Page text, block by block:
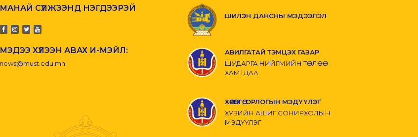
МАНАЙ СҮЛЖЭЭНД НЭГДЭЭРЭЙ
МЭДЭЭ ХҮЛЭЭН АВАХ И-МЭЙЛ:
news@must.edu.mn
ШИЛЭН ДАНСНЫ МЭДЭЭЛЭЛ
АВИЛГАТАЙ ТЭМЦЭХ ГАЗАР
ШУДАРГА НИЙГМИЙН ТӨЛӨӨ
ХАМТДАА
ХӨРӨНГӨ, ОРЛОГЫН МЭДҮҮЛЭГ
ХУВИЙН АШИГ СОНИРХОЛЫН
МЭДҮҮЛЭГ